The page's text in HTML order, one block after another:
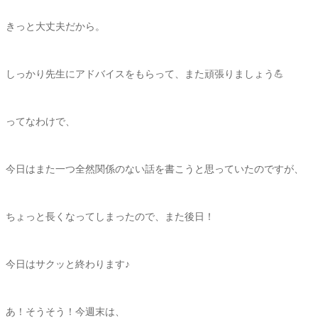
きっと大丈夫だから。
しっかり先生にアドバイスをもらって、また頑張りましょう💪
ってなわけで、
今日はまた一つ全然関係のない話を書こうと思っていたのですが、
ちょっと長くなってしまったので、また後日！
今日はサクッと終わります♪
あ！そうそう！今週末は、